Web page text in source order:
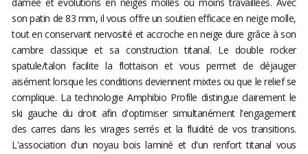
son patin de 83 mm, il vous offre un soutien efficace en neige molle,
tout en conservant nervosité et accroche en neige dure grâce à son
cambre classique et sa construction titanal. Le double rocker
spatule/talon facilite la flottaison et vous permet de déjauger
aisément lorsque les conditions deviennent mixtes ou que le relief se
complique. La technologie Amphibio Profile distingue clairement le
ski gauche du droit afin d'optimiser simultanément l'engagement
des carres dans les virages serrés et la fluidité de vos transitions.
L'association d'un noyau bois laminé et d'un renfort titanal vous